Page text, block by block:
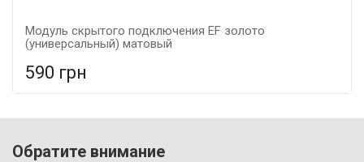
Модуль скрытого подключения EF золото
(универсальный) матовый
590 грн
Обратите внимание